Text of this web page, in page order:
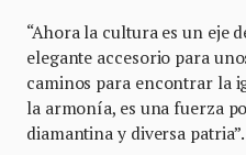
“Ahora la cultura es un eje
elegante accesorio para
caminos para encontrar la
la armonía, es una fuerza
diamantina y diversa patria”.